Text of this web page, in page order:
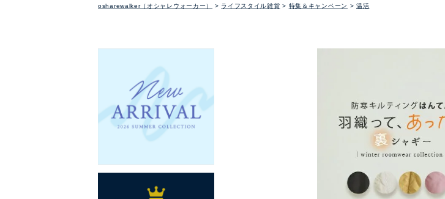
osharewalker（オシャレウォーカー） ライフスタイル雑貨 特集＆キャンペーン 温活